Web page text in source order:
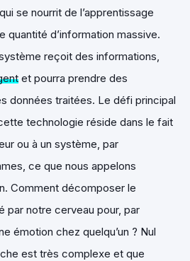
se nourrit de l’apprentissage
quantité d’information massive.
reçoit des informations,
et pourra prendre des
données traitées. Le défi principal
technologie réside dans le fait
ou à un système, par
ce que nous appelons
Comment décomposer le
par notre cerveau pour, par
émotion chez quelqu’un ? Nul
est très complexe et que